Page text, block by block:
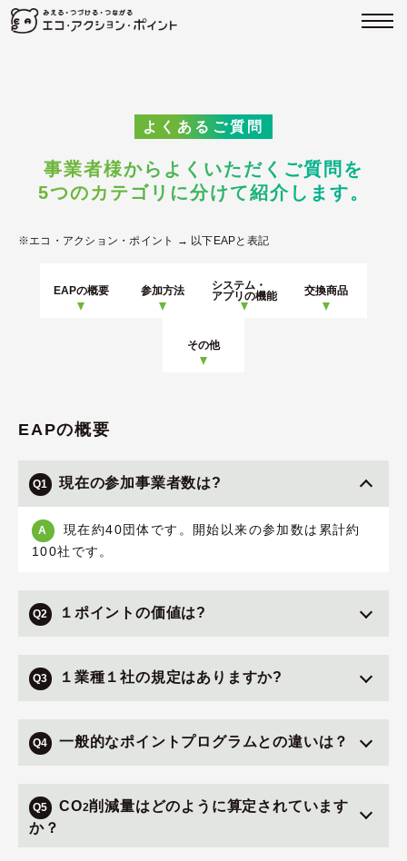
よくあるご質問
事業者様からよくいただくご質問を
5つのカテゴリに分けて紹介します。
※エコ・アクション・ポイント → 以下EAPと表記
EAPの概要 参加方法
システム・
アプリの機能
交換商品
その他
EAPの概要
Q1 現在の参加事業者数は?
A
現在約40団体です。開始以来の参加数は累計約
100社です。
Q2 １ポイントの価値は?
Q3 １業種１社の規定はありますか?
Q4 一般的なポイントプログラムとの違いは？
Q5 CO2削減量はどのように算定されています
か？